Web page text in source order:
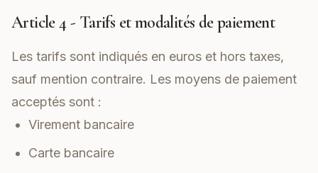
Article 4 - Tarifs et modalités de paiement
Les tarifs sont indiqués en euros et hors taxes,
sauf mention contraire. Les moyens de paiement
acceptés sont :
Virement bancaire
Carte bancaire